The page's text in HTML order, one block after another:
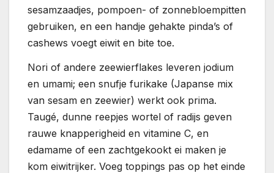
sesamzaadjes, pompoen- of zonnebloempitten
gebruiken, en een handje gehakte pinda’s of
cashews voegt eiwit en bite toe.
Nori of andere zeewierflakes leveren jodium
en umami; een snufje furikake (Japanse mix
van sesam en zeewier) werkt ook prima.
Taugé, dunne reepjes wortel of radijs geven
rauwe knapperigheid en vitamine C, en
edamame of een zachtgekookt ei maken je
kom eiwitrijker. Voeg toppings pas op het einde